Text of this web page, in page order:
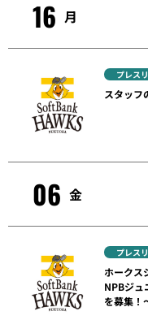
16 月
プレス
スタッフ
06 金
プレス
ホークス
NPBジュ
を募集！